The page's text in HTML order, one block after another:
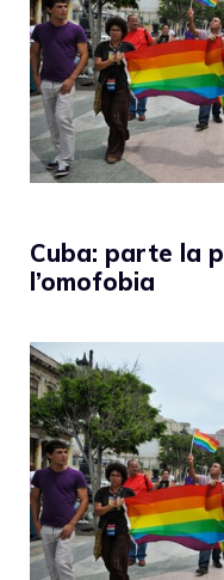
Cuba: parte la
l’omofobia